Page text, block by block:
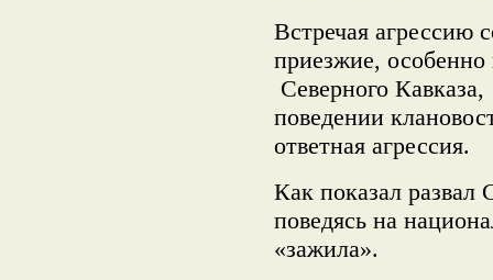
Встречая агрессию
приезжие,
Северного
поведении
ответная агрессия.
Как показал
поведясь на
«зажила».